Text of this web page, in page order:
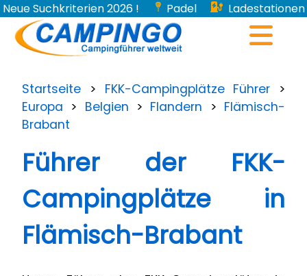
Neue Suchkriterien 2026 ! Padel
Ladestationen
für Elektroautos...
Startseite > FKK-Campingplätze Führer >
Europa > Belgien > Flandern > Flämisch-
Brabant
Führer der FKK-
Campingplätze in
Flämisch-Brabant